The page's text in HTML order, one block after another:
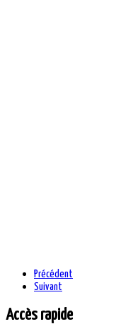
Précédent
Suivant
Accès rapide